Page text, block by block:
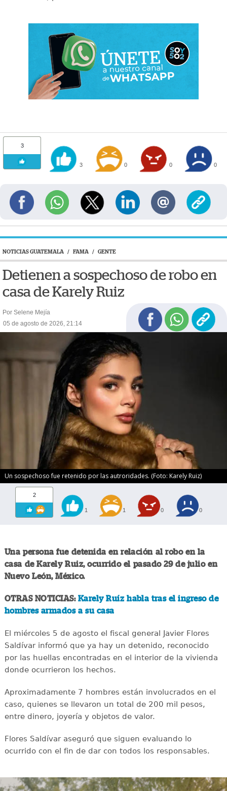
3
3 0 0 0
NOTICIAS GUATEMALA / FAMA / GENTE
Detienen a sospechoso de robo en
casa de Karely Ruiz
Por Selene Mejía
05 de agosto de 2026, 21:14
Un sospechoso fue retenido por las autroridades. (Foto: Karely Ruiz)
2
1 1 0 0
Una persona fue detenida en relación al robo en la
casa de Karely Ruiz, ocurrido el pasado 29 de julio en
Nuevo León, México.
OTRAS NOTICIAS: Karely Ruíz habla tras el ingreso de
hombres armados a su casa
El miércoles 5 de agosto el fiscal general Javier Flores
Saldívar informó que ya hay un detenido, reconocido
por las huellas encontradas en el interior de la vivienda
donde ocurrieron los hechos.
Aproximadamente 7 hombres están involucrados en el
caso, quienes se llevaron un total de 200 mil pesos,
entre dinero, joyería y objetos de valor.
Flores Saldívar aseguró que siguen evaluando lo
ocurrido con el fin de dar con todos los responsables.